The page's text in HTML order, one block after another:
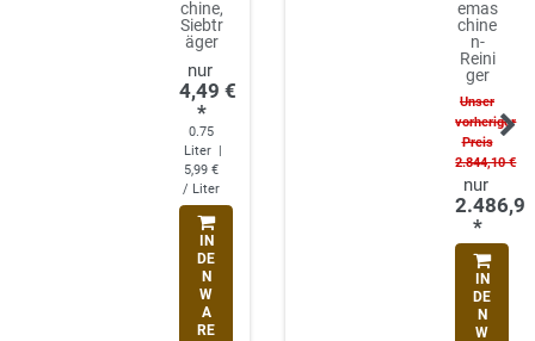
chine,
Siebtr
äger
4,49 €
*
0.75
Liter |
5,99 €
/ Liter
IN
DE
N
W
A
RE
emas
chine
n-
Reini
ger
Unser
vorheriger
Preis
2.844,10 €
*
IN
DE
N
W